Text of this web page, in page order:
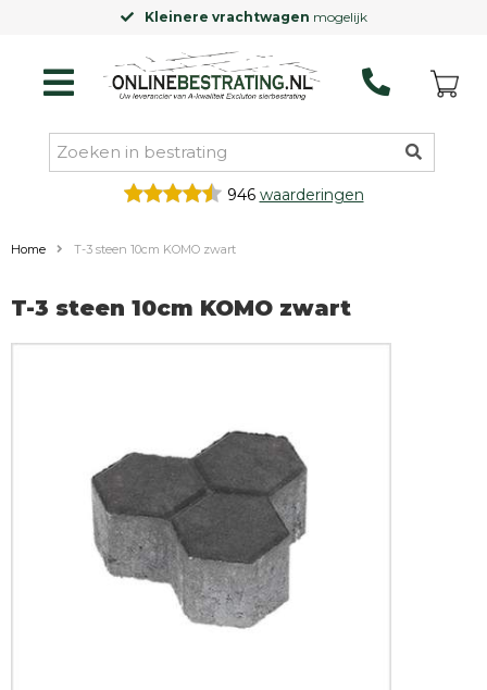
Kleinere vrachtwagen mogelijk
946 waarderingen
Home T-3 steen 10cm KOMO zwart
T-3 steen 10cm KOMO zwart